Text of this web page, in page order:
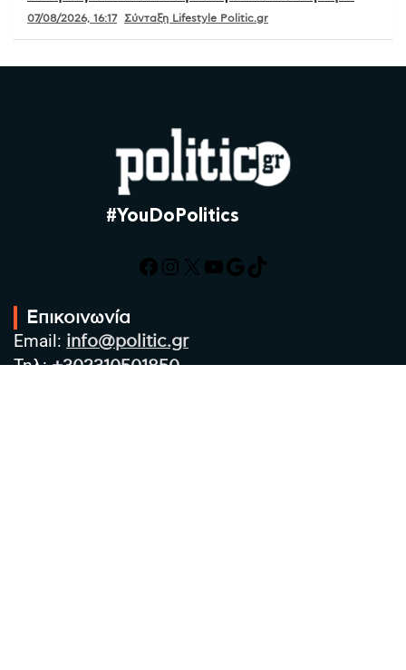
07/08/2026, 16:17 Σύνταξη Lifestyle Politic.gr
#YouDoPolitics
Facebook
Instagram
X YouTube
Google
TikTok
Επικοινωνία
Email: info@politic.gr
Τηλ:+302310501850